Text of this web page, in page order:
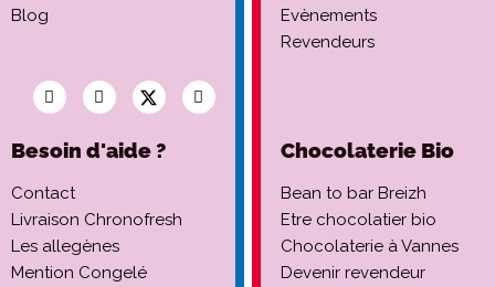
Blog
Evènements
Revendeurs
Besoin d'aide ?
Contact
Livraison Chronofresh
Les allegènes
Mention Congelé
Chocolaterie Bio
Bean to bar Breizh
Etre chocolatier bio
Chocolaterie à Vannes
Devenir revendeur